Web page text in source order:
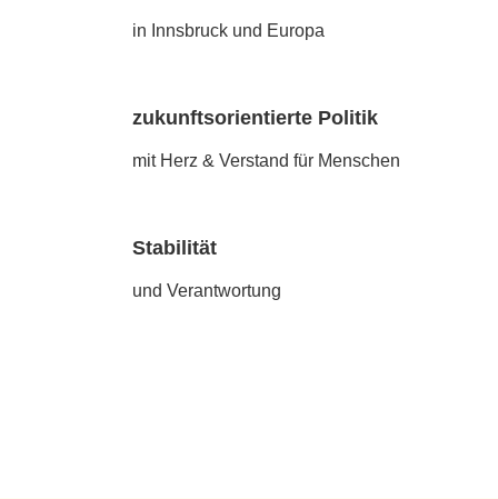
in Innsbruck und Europa
zukunftsorientierte Politik
mit Herz & Verstand für Menschen
Stabilität
und Verantwortung